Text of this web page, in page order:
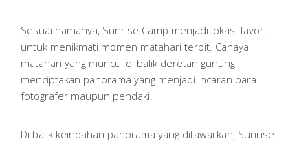
Sesuai namanya, Sunrise Camp menjadi lokasi favorit
untuk menikmati momen matahari terbit. Cahaya
matahari yang muncul di balik deretan gunung
menciptakan panorama yang menjadi incaran para
fotografer maupun pendaki.
Di balik keindahan panorama yang ditawarkan, Sunrise